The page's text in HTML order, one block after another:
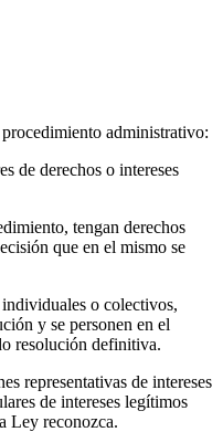
administrativo:
de derechos o intereses
tengan derechos
que en el mismo se
o colectivos,
y se personen en el
resolución definitiva.
representativas de intereses
de intereses legítimos
Ley reconozca.